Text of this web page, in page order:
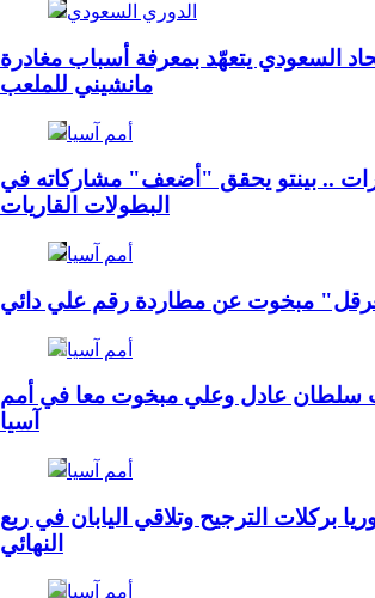
الدوري السعودي
السعودي يتعهّد بمعرفة أسباب مغادرة
مانشيني للملعب
أمم آسيا
.. بينتو يحقق "أضعف" مشاركاته في
البطولات القاريات
أمم آسيا
مبخوت عن مطاردة رقم علي دائي
أمم آسيا
سلطان عادل وعلي مبخوت معا في أمم
آسيا
أمم آسيا
بركلات الترجيح وتلاقي اليابان في ربع
النهائي
أمم آسيا